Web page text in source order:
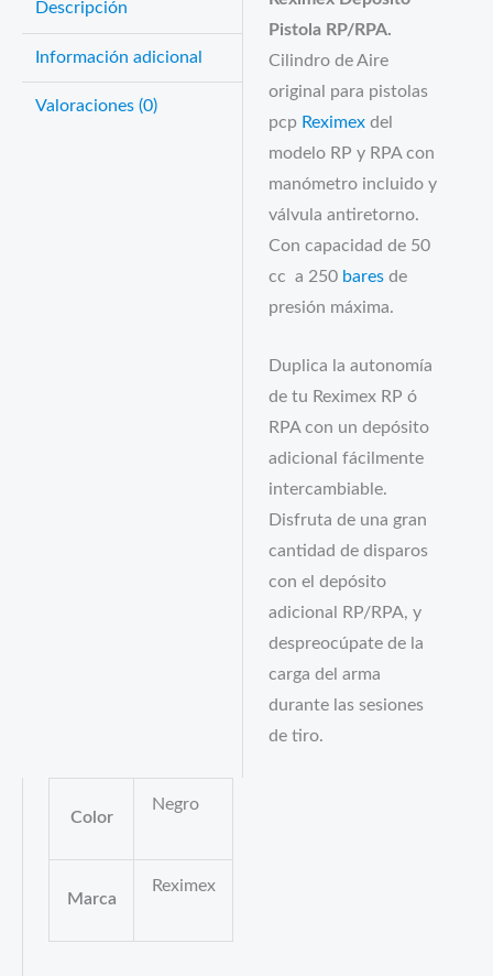
Descripción
Información adicional
Valoraciones (0)
Pistola RP/RPA.
Cilindro de Aire
original para pistolas
pcp Reximex del
modelo RP y RPA con
manómetro incluido y
válvula antiretorno.
Con capacidad de 50
cc a 250 bares de
presión máxima.
Duplica la autonomía
de tu Reximex RP ó
RPA con un depósito
adicional fácilmente
intercambiable.
Disfruta de una gran
cantidad de disparos
con el depósito
adicional RP/RPA, y
despreocúpate de la
carga del arma
durante las sesiones
de tiro.
Color
Negro
Marca
Reximex